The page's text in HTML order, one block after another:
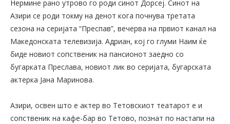
Нермине рано утрово го роди синот Дорсеј. Синот на
Азири се роди токму на денот кога почнува третата
сезона на серијата “Преспав”, вечерва на првиот канал на
Македонската телевизија. Адриан, кој го глуми Наим ќе
биде новиот сопственик на пансионот заедно со
бугарката Преслава, новиот лик во серијата, бугарската
актерка Јана Маринова.
Азири, освен што е актер во Тетовскиот театарот е и
сопственик на кафе-бар во Тетово, познат по настапи на